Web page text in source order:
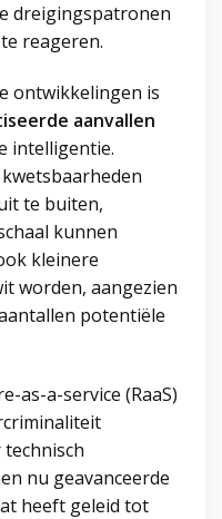
dreigingspatronen
reageren.
ontwikkelingen is
aanvallen
intelligentie.
te buiten,
kunnen
kleinere
worden, aangezien
potentiële
as-a-service (RaaS)
nu geavanceerde
heeft geleid tot